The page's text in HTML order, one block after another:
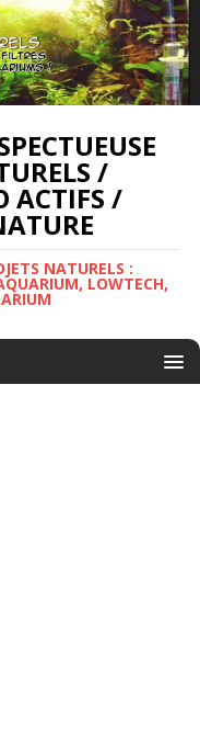
/
ACTIFS /
NATURELS :
LOWTECH,